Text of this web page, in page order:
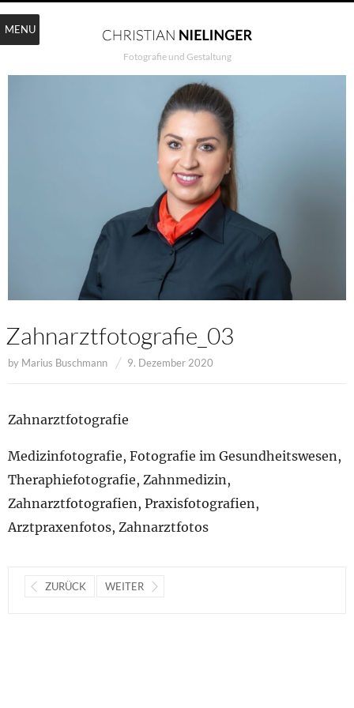
Fotografie und Gestaltung
Zahnarztfotografie_03
by Marius Buschmann 9. Dezember 2020
Zahnarztfotografie
Medizinfotografie, Fotografie im Gesundheitswesen,
Theraphiefotografie, Zahnmedizin,
Zahnarztfotografien, Praxisfotografien,
Arztpraxenfotos, Zahnarztfotos
ZURÜCK WEITER
MENU